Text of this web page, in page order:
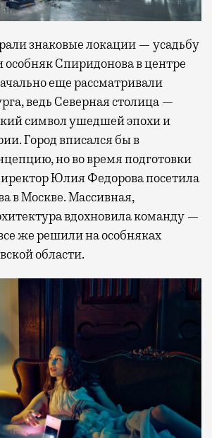
знаковые локации — усадьбу
особняк Спиридонова в центре
еще рассматривали
ведь Северная столица —
символ ушедшей эпохи и
Город вписался бы в
но во время подготовки
Юлия Федорова посетила
в Москве. Массивная,
вдохновила команду —
же решили на особняках
области.